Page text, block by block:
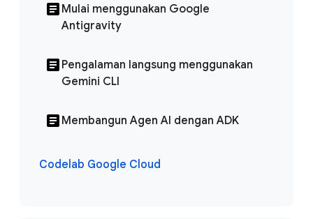
Mulai menggunakan Google
Antigravity
Pengalaman langsung menggunakan
Gemini CLI
Membangun Agen AI dengan ADK
Codelab Google Cloud